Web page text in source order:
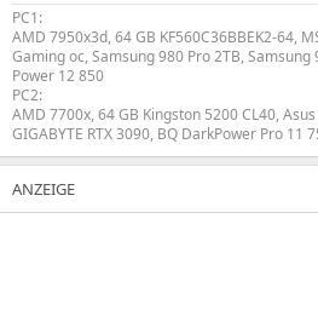
PC1:
AMD 7950x3d, 64 GB KF560C36BBEK2-64,
Gaming oc, Samsung 980 Pro 2TB, Samsung
Power 12 850
PC2:
AMD 7700x, 64 GB Kingston 5200 CL40, Asus
GIGABYTE RTX 3090, BQ DarkPower Pro 11